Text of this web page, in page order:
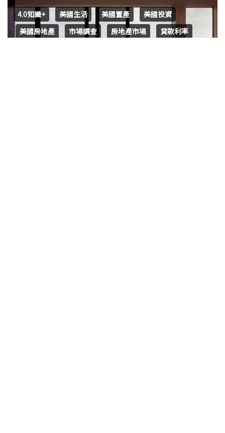
4.0知識+ 美國生活 美國置產
美國投資
美國房地產
市場調查 房地產市場
貸款利率